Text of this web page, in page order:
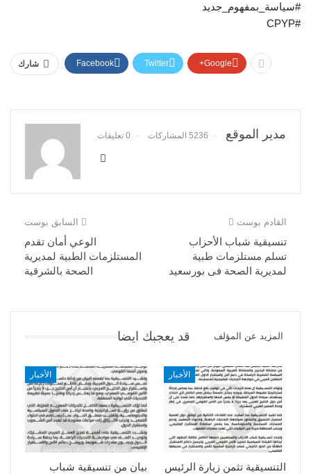
#سياسة_بمفهوم_جديد
#CPYP
شارك Facebook Twitter Google+
مدير الموقع 5236 المشاركات 0 تعليقات
السابق بوست
الوعي أمان تقدم
المستلزمات الطبية لمديرية
الصحة بالشرقية
القادم بوست
تنسيقية شباب الأحزاب
تسلم مستلزمات طبية
لمديرية الصحة فى بورسعيد
قد يعجبك ايضا المزيد عن المؤلف
الأخبار
بيان من تنسيقية شباب
الأخبار
التنسيقية تثمن زيارة الرئيس